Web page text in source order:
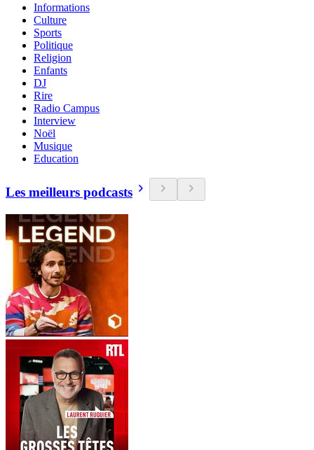
Informations
Culture
Sports
Politique
Religion
Enfants
DJ
Rire
Radio Campus
Interview
Noël
Musique
Education
Les meilleurs podcasts